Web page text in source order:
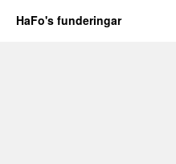
HaFo's funderingar